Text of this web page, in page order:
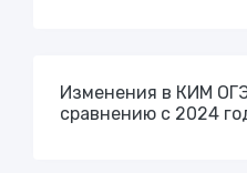
Изменения в КИМ
сравнению с 2024